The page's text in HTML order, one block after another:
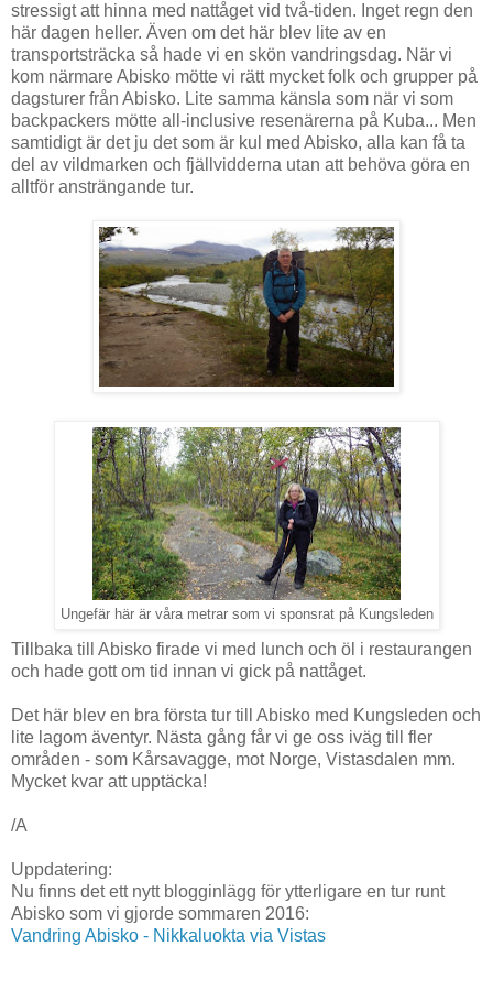
stressigt att hinna med nattåget vid två-tiden. Inget regn den
här dagen heller. Även om det här blev lite av en
transportsträcka så hade vi en skön vandringsdag. När vi
kom närmare Abisko mötte vi rätt mycket folk och grupper på
dagsturer från Abisko. Lite samma känsla som när vi som
backpackers mötte all-inclusive resenärerna på Kuba... Men
samtidigt är det ju det som är kul med Abisko, alla kan få ta
del av vildmarken och fjällvidderna utan att behöva göra en
alltför ansträngande tur.
Ungefär här är våra metrar som vi sponsrat på Kungsleden
Tillbaka till Abisko firade vi med lunch och öl i restaurangen
och hade gott om tid innan vi gick på nattåget.
Det här blev en bra första tur till Abisko med Kungsleden och
lite lagom äventyr. Nästa gång får vi ge oss iväg till fler
områden - som Kårsavagge, mot Norge, Vistasdalen mm.
Mycket kvar att upptäcka!
/A
Uppdatering:
Nu finns det ett nytt blogginlägg för ytterligare en tur runt
Abisko som vi gjorde sommaren 2016:
Vandring Abisko - Nikkaluokta via Vistas